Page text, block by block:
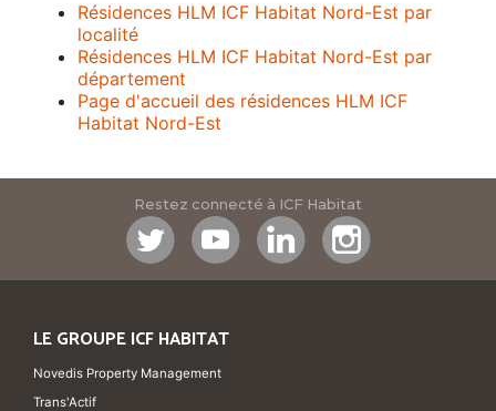
Résidences HLM ICF Habitat Nord-Est par
localité
Résidences HLM ICF Habitat Nord-Est par
département
Page d'accueil des résidences HLM ICF
Habitat Nord-Est
Restez connecté à ICF Habitat
LE GROUPE ICF HABITAT
Novedis Property Management
Trans'Actif